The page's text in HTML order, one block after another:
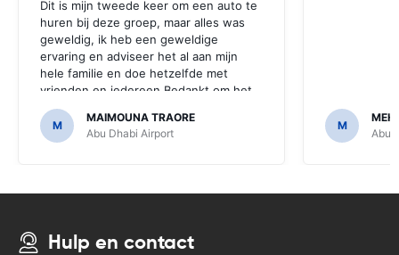
Dit is mijn tweede keer om een ​​auto te
huren bij deze groep, maar alles was
geweldig, ik heb een geweldige
ervaring en adviseer het al aan mijn
hele familie en doe hetzelfde met
vrienden en iedereen.Bedankt om het
betaalbaar en makkelijk te maken.
M
MAIMOUNA TRAORE
Abu Dhabi Airport
M
Abu
Hulp en contact